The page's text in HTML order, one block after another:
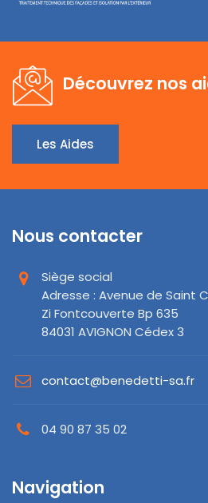
Découvrez nos
Les Aides
Nous contacter
Siège social
Adresse : Avenue de Saint
Zi Fontcouverte Bp 635
84031 AVIGNON Cédex 3
contact@benedetti-sa.fr
04 90 87 35 02
Navigation